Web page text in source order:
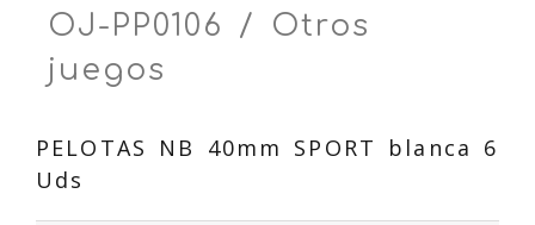
OJ-PP0106 / Otros
juegos
PELOTAS NB 40mm SPORT blanca 6
Uds